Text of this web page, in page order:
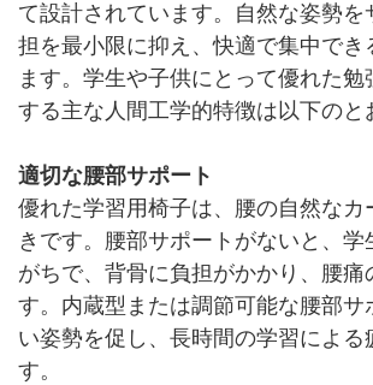
て設計されています。自然な姿勢を
担を最小限に抑え、快適で集中でき
ます。学生や子供にとって優れた勉
する主な人間工学的特徴は以下のと
適切な腰部サポート
優れた学習用椅子は、腰の自然なカ
きです。腰部サポートがないと、学
がちで、背骨に負担がかかり、腰痛
す。内蔵型または調節可能な腰部サ
い姿勢を促し、長時間の学習による
す。